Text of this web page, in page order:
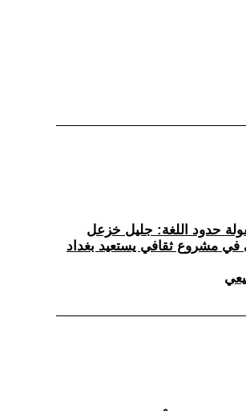
حدود اللغة: جليل خزعل
مشروع ثقافي يستعيد بغداد